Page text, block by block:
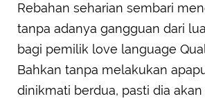
Rebahan seharian sembari
tanpa adanya gangguan dari
bagi pemilik love language
Bahkan tanpa melakukan
dinikmati berdua, pasti dia akan